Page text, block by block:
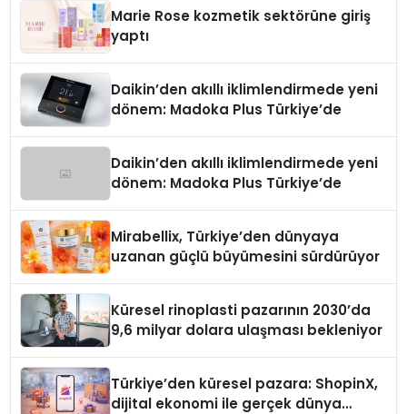
Marie Rose kozmetik sektörüne giriş
yaptı
Daikin’den akıllı iklimlendirmede yeni
dönem: Madoka Plus Türkiye’de
Daikin’den akıllı iklimlendirmede yeni
dönem: Madoka Plus Türkiye’de
Mirabellix, Türkiye’den dünyaya
uzanan güçlü büyümesini sürdürüyor
Küresel rinoplasti pazarının 2030’da
9,6 milyar dolara ulaşması bekleniyor
Türkiye’den küresel pazara: ShopinX,
dijital ekonomi ile gerçek dünya